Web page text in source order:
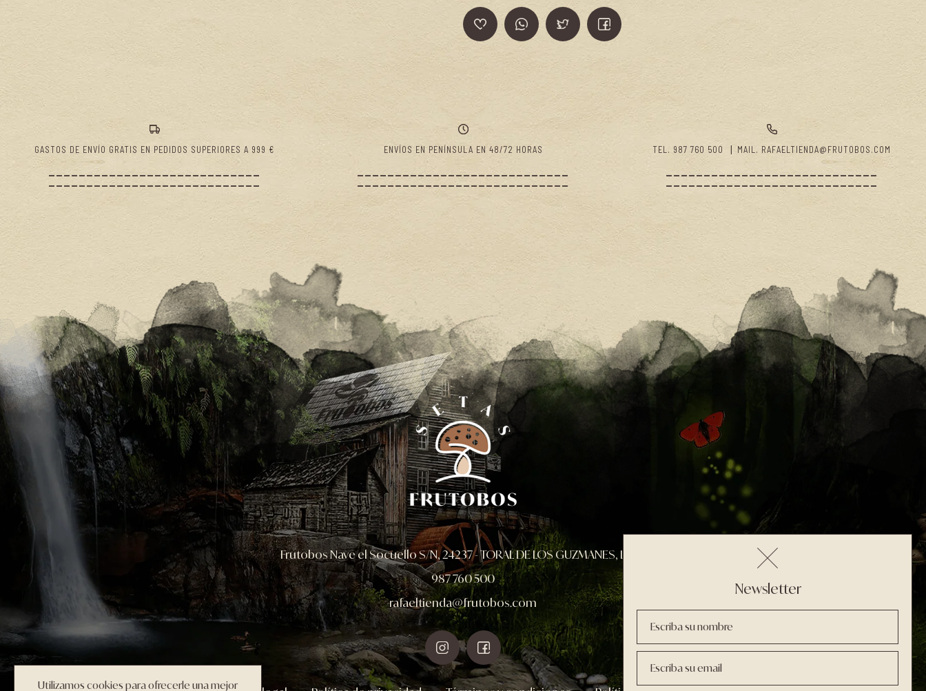
Utilizamos cookies para ofrecerle una mejor
GASTOS DE ENVÍO GRATIS EN PEDIDOS SUPERIORES A 999 € ENVÍOS EN PENÍNSULA EN 48/72 HORAS TEL. 987 760 500 MAIL. RAFAELTIENDA@FRUTOBOS.COM
Frutobos Nave el Socuello S/N,24237 - TORAL DE LOS GUZMANES, León
987 760 500
rafaeltienda@frutobos.com
Newsletter
Escriba su nombre
Escriba su email